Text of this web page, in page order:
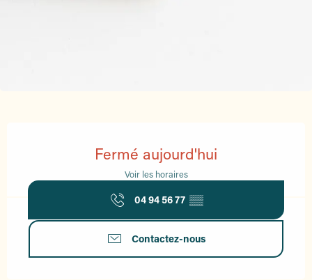
Fermé aujourd'hui
Voir les horaires
04 94 56 77 ▒▒
Contactez-nous